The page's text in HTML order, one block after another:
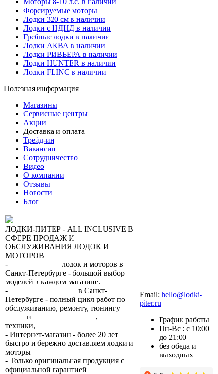
Форсируемые моторы
Лодки 320 см в наличии
Лодки с НДНД в наличии
Гребные лодки в наличии
Лодки АКВА в наличии
Лодки РИВЬЕРА в наличии
Лодки HUNTER в наличии
Лодки FLINC в наличии
Полезная информация
Магазины
Сервисные центры
Акции
Доставка и оплата
Трейд-ин
Вакансии
Сотрудничество
Видео
О компании
Отзывы
Новости
Блог
ЛОДКИ-ПИТЕР - ALL INCLUSIVE В
СФЕРЕ ПРОДАЖ И
ОБСЛУЖИВАНИЯ ЛОДОК И
МОТОРОВ
-
лодок и моторов в
Санкт-Петербурге - большой выбор
моделей в каждом магазине.
-
в Санкт-
Петербурге - полный цикл работ по
обслуживанию, ремонту, тюнингу
и ,
техники,
- Интернет-магазин - более 20 лет
быстро и бережно доставляем лодки и
моторы
- Только оригинальная продукция с
официальной гарантией
Email: hello@lodki-
piter.ru
График работы
Пн-Вс : с 10:00
до 21:00
без обеда и
выходных